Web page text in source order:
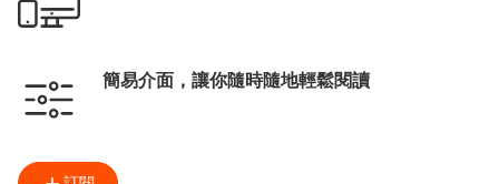
簡易介面，讓你隨時隨地輕鬆閱讀